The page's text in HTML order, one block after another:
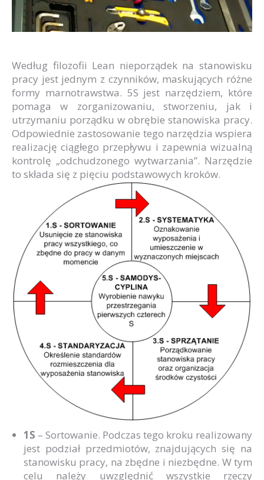
Według filozofii Lean nieporządek na stanowisku
pracy jest jednym z czynników, maskujących różne
formy marnotrawstwa. 5S jest narzędziem, które
pomaga w zorganizowaniu, stworzeniu, jak i
utrzymaniu porządku w obrębie stanowiska pracy.
Odpowiednie zastosowanie tego narzędzia wspiera
realizację ciągłego przepływu i zapewnia wizualną
kontrolę „odchudzonego wytwarzania”. Narzędzie
to składa się z pięciu podstawowych kroków.
1S – Sortowanie. Podczas tego kroku realizowany
jest podział przedmiotów, znajdujących się na
stanowisku pracy, na zbędne i niezbędne. W tym
celu należy uwzględnić wszystkie rzeczy